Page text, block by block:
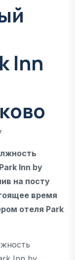
Inn
Inn by
на посту
время
отеля Park